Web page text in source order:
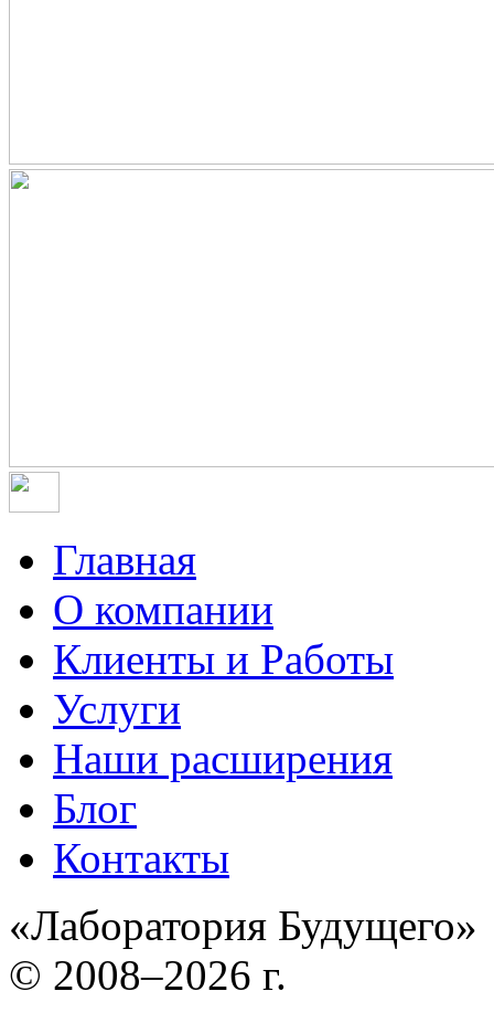
Главная
О компании
Клиенты и Работы
Услуги
Наши расширения
Блог
Контакты
«Лаборатория Будущего»
© 2008–2026 г.